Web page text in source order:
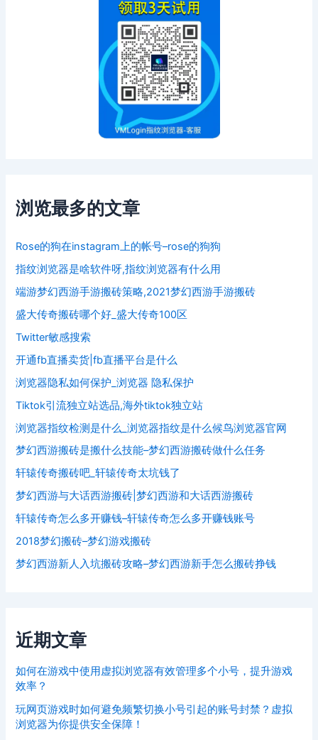
浏览最多的文章
Rose的狗在instagram上的帐号–rose的狗狗
指纹浏览器是啥软件呀,指纹浏览器有什么用
端游梦幻西游手游搬砖策略,2021梦幻西游手游搬砖
盛大传奇搬砖哪个好_盛大传奇100区
Twitter敏感搜索
开通fb直播卖货|fb直播平台是什么
浏览器隐私如何保护_浏览器 隐私保护
Tiktok引流独立站选品,海外tiktok独立站
浏览器指纹检测是什么_浏览器指纹是什么候鸟浏览器官网
梦幻西游搬砖是搬什么技能–梦幻西游搬砖做什么任务
轩辕传奇搬砖吧_轩辕传奇太坑钱了
梦幻西游与大话西游搬砖|梦幻西游和大话西游搬砖
轩辕传奇怎么多开赚钱–轩辕传奇怎么多开赚钱账号
2018梦幻搬砖–梦幻游戏搬砖
梦幻西游新人入坑搬砖攻略–梦幻西游新手怎么搬砖挣钱
近期文章
如何在游戏中使用虚拟浏览器有效管理多个小号，提升游戏
效率？
玩网页游戏时如何避免频繁切换小号引起的账号封禁？虚拟
浏览器为你提供安全保障！